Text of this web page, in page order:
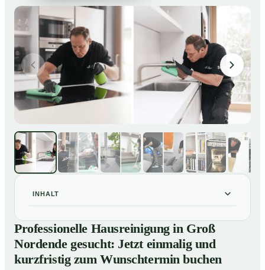
INHALT
01 Professionelle Hausreinigung in Groß Nordende
gesucht: Jetzt einmalig und kurzfristig zum
Wunschtermin buchen
02So läuft eine professionelle Hausreinigung in Groß
Professionelle Hausreinigung in Groß
Nordende gesucht: Jetzt einmalig und
kurzfristig zum Wunschtermin buchen